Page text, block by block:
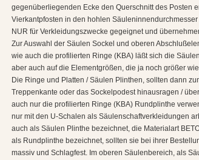
gegenüberliegenden Ecke den Querschnitt des Posten
Vierkantpfosten in den hohlen
NUR für Verkleidungszwecke gegeignet und
Zur Auswahl der Säulen Sockel und oberen
wie auch die profilierten Ringe (KBA) läßt sich die
aber auch auf die Elementgrößen, die ja noch größer
Die Ringe und Platten / Säulen Plinthen, sollten dann
Treppenkante oder das Sockelpodest hinausragen /
auch nur die profilierten Ringe (KBA) Rundplinthe
nur mit den U-Schalen als Säulenschaftverkleidungen
auch als Säulen Plinthe bezeichnet, die Materialart
als Rundplinthe bezeichnet, sollten sie bei ihrer
massiv und Schlagfest. Im oberen Säulenbereich, als